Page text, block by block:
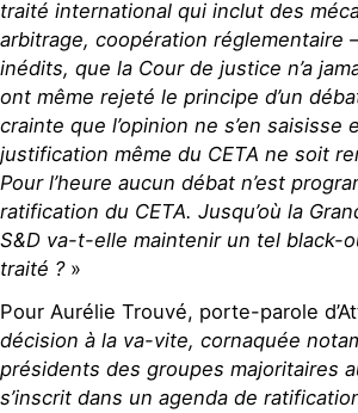
traité international qui inclut des
arbitrage, coopération réglementaire
inédits, que la Cour de justice n’a
ont même rejeté le principe d’un
crainte que l’opinion ne s’en saisisse
justification même du CETA ne soit
Pour l’heure aucun débat n’est
ratification du CETA. Jusqu’où la
S&D va-t-elle maintenir un tel black-
traité ?»
Pour Aurélie Trouvé, porte-parole
décision à la va-vite, cornaquée
présidents des groupes majoritaires
s’inscrit dans un agenda de